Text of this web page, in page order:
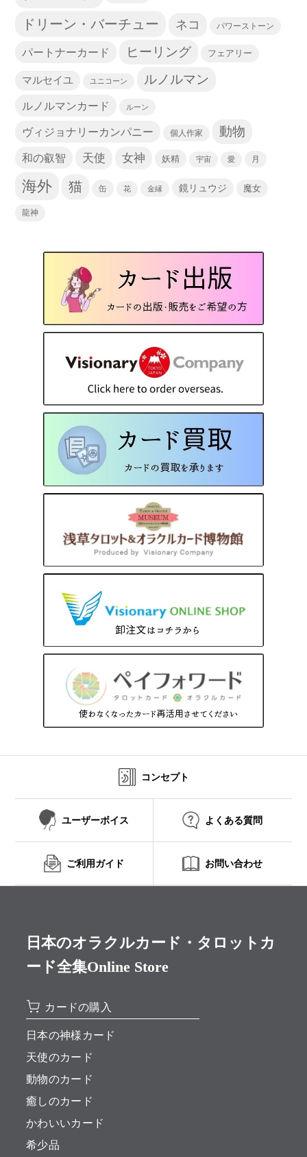
ドリーン・バーチュー ネコ パワーストーン
パートナーカード ヒーリング フェアリー
マルセイユ ユニコーン ルノルマン
ルノルマンカード ルーン
ヴィジョナリーカンパニー 個人作家 動物
和の叡智 天使 女神 妖精 宇宙 愛 月
海外 猫 缶 花 金縁 鏡リュウジ 魔女
龍神
コンセプト
ユーザーボイス よくある質問
ご利用ガイド お問い合わせ
日本のオラクルカード・タロットカ
ード全集Online Store
カードの購入
日本の神様カード
天使のカード
動物のカード
癒しのカード
かわいいカード
希少品